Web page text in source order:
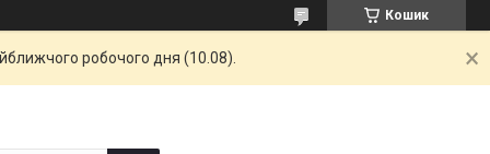
Кошик
робочого дня (10.08).